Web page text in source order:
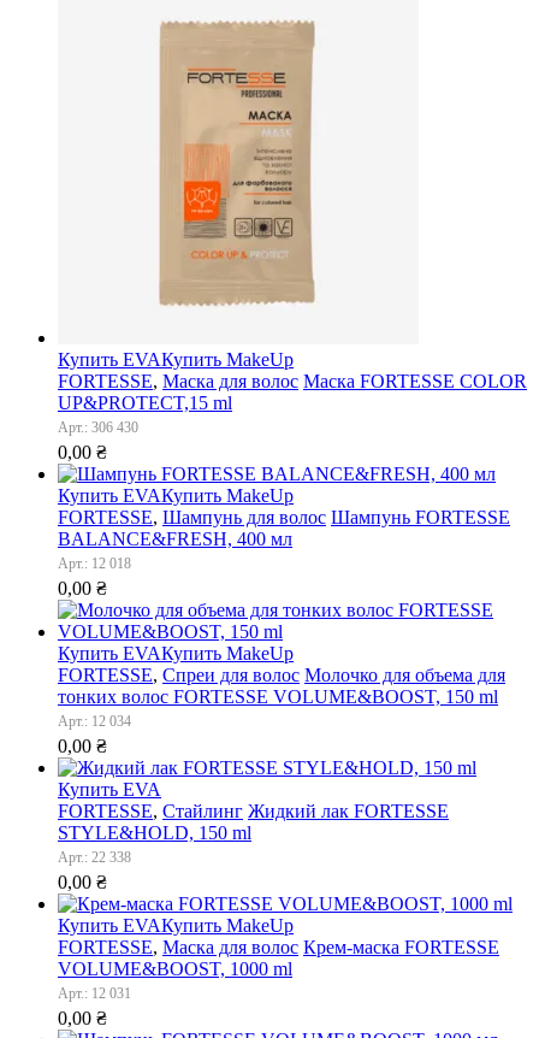
Купить EVAКупить MakeUp
FORTESSE, Маска для волос Маска FORTESSE COLOR
UP&PROTECT,15 ml
Арт.: 306 430
0,00 ₴
Купить EVAКупить MakeUp
FORTESSE, Шампунь для волос Шампунь FORTESSE
BALANCE&FRESH, 400 мл
Арт.: 12 018
0,00 ₴
Купить EVAКупить MakeUp
FORTESSE, Спреи для волос Молочко для объема для
тонких волос FORTESSE VOLUME&BOOST, 150 ml
Арт.: 12 034
0,00 ₴
Купить EVA
FORTESSE, Стайлинг Жидкий лак FORTESSE
STYLE&HOLD, 150 ml
Арт.: 22 338
0,00 ₴
Купить EVAКупить MakeUp
FORTESSE, Маска для волос Крем-маска FORTESSE
VOLUME&BOOST, 1000 ml
Арт.: 12 031
0,00 ₴